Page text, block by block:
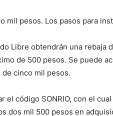
mil pesos. Los pasos para
Libre obtendrán una rebaja
de 500 pesos. Se puede
cinco mil pesos.
el código SONRIO, con el
dos mil 500 pesos en